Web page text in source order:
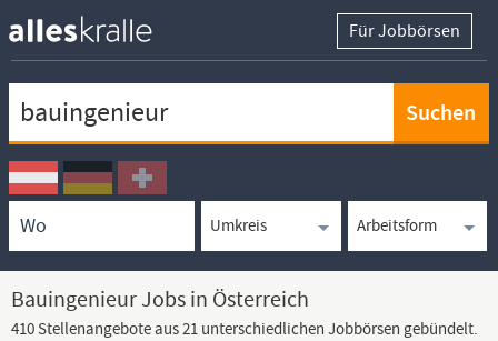
Für Jobbörsen
Ortssuche
Umkreissuche
Arbeitsform
Bauingenieur Jobs in Österreich
410 Stellenangebote aus 21 unterschiedlichen Jobbörsen gebündelt.